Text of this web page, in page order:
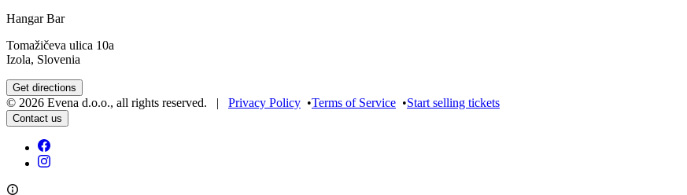
Hangar Bar
Tomažičeva ulica 10a
Izola, Slovenia
Get directions
© 2026 Evena d.o.o., all rights reserved. | Privacy Policy •Terms of Service •Start selling tickets
Contact us